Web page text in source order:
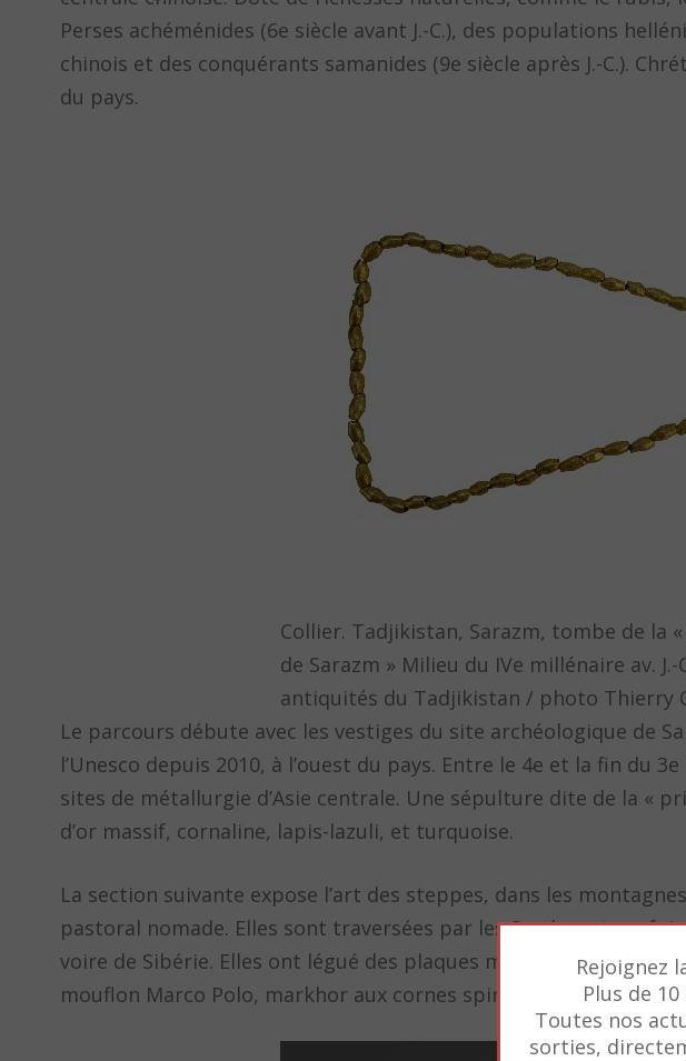
Perses achéménides (6e siècle avant J.-C.), des populations
chinois et des conquérants samanides (9e siècle après J.-C.).
du pays.
Collier. Tadjikistan, Sarazm, tombe de la
de Sarazm » Milieu du IVe millénaire av.
antiquités du Tadjikistan / photo Thierry
Le parcours débute avec les vestiges du site archéologique de
l’Unesco depuis 2010, à l’ouest du pays. Entre le 4e et la fin du
sites de métallurgie d’Asie centrale. Une sépulture dite de la «
d’or massif, cornaline, lapis-lazuli, et turquoise.
La section suivante expose l’art des steppes, dans les
pastoral nomade. Elles sont traversées par les Scythes et
voire de Sibérie. Elles ont légué des plaques métalliques
mouflon Marco Polo, markhor aux cornes spiralées, léopard des
Rejoignez
Plus de
Toutes nos
sorties,